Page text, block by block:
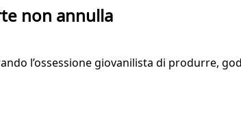
non annulla
l’ossessione giovanilista di produrre,